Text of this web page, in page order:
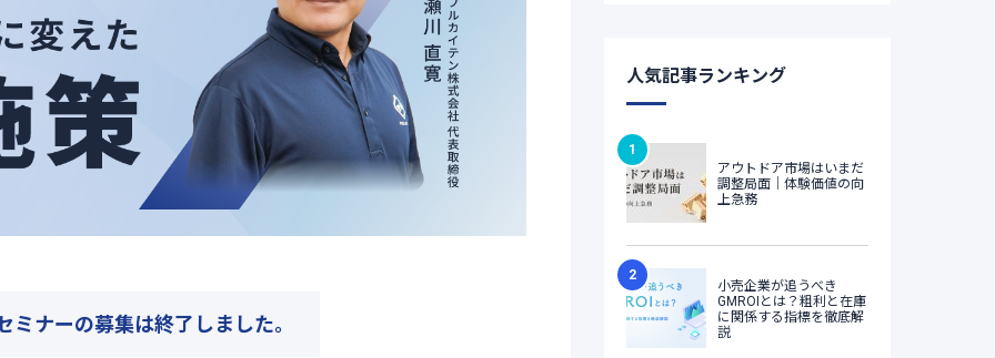
ミナーの募集は終了しました｡
人気記事ランキング